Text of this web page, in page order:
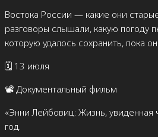
Востока России — какие они
разговоры слышали, какую погоду
которую удалось сохранить, пока
🗓️ 13 июля
📽️ Документальный фильм
«Энни Лейбовиц: Жизнь, увиденная
год.